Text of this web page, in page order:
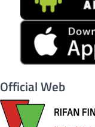
Official Web